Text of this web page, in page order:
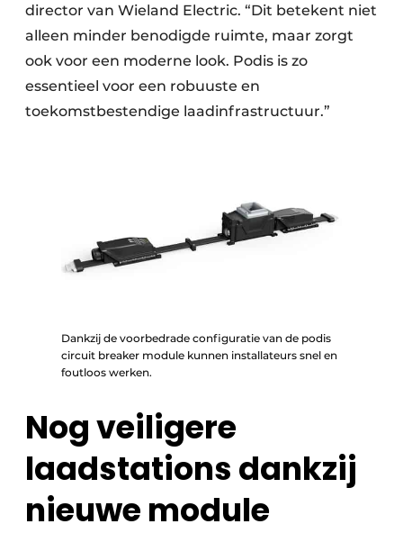
director van Wieland Electric. “Dit betekent niet
alleen minder benodigde ruimte, maar zorgt
ook voor een moderne look. Podis is zo
essentieel voor een robuuste en
toekomstbestendige laadinfrastructuur.”
Dankzij de voorbedrade configuratie van de podis
circuit breaker module kunnen installateurs snel en
foutloos werken.
Nog veiligere
laadstations dankzij
nieuwe module